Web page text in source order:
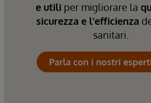
e utili per migliorare la
sicurezza e l’efficienza
sanitari.
Parla con i nostri